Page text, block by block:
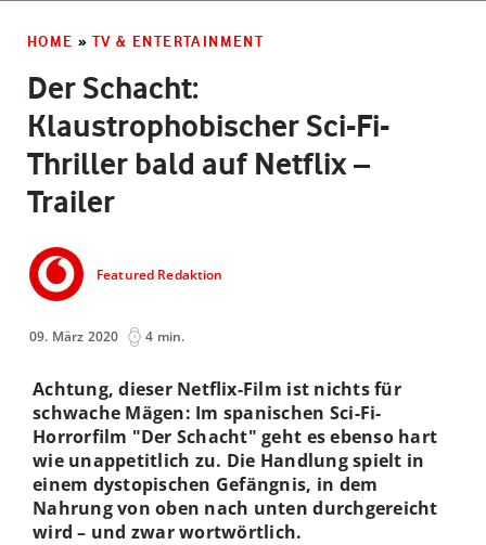
HOME » TV & ENTERTAINMENT
Der Schacht:
Klaustrophobischer Sci-Fi-
Thriller bald auf Netflix –
Trailer
Featured Redaktion
09. März 2020 4 min.
Achtung, dieser Netflix-Film ist nichts für
schwache Mägen: Im spanischen Sci-Fi-
Horrorfilm "Der Schacht" geht es ebenso hart
wie unappetitlich zu. Die Handlung spielt in
einem dystopischen Gefängnis, in dem
Nahrung von oben nach unten durchgereicht
wird – und zwar wortwörtlich.